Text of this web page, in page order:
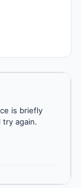
is briefly
try again.